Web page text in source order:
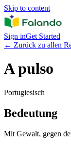
Skip to content
Sign inGet Started
← Zurück zu allen
A pulso
Portugiesisch
Bedeutung
Mit Gewalt, gegen